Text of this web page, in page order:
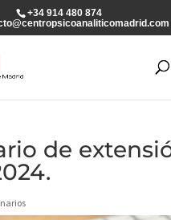
+34 914 480 874
de